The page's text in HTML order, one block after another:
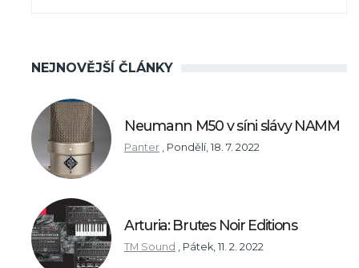
NEJNOVĚJŠÍ ČLÁNKY
Neumann M50 v síni slávy NAMM
Panter , Pondělí, 18. 7. 2022
Arturia: Brutes Noir Editions
TM Sound , Pátek, 11. 2. 2022